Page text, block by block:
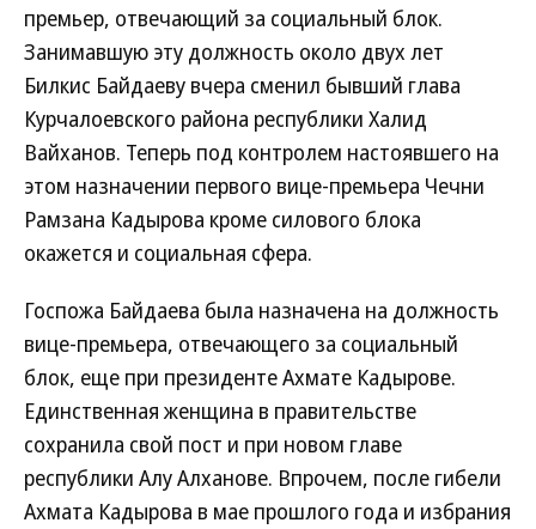
премьер, отвечающий за социальный блок.
Занимавшую эту должность около двух лет
Билкис Байдаеву вчера сменил бывший глава
Курчалоевского района республики Халид
Вайханов. Теперь под контролем настоявшего на
этом назначении первого вице-премьера Чечни
Рамзана Кадырова кроме силового блока
окажется и социальная сфера.
Госпожа Байдаева была назначена на должность
вице-премьера, отвечающего за социальный
блок, еще при президенте Ахмате Кадырове.
Единственная женщина в правительстве
сохранила свой пост и при новом главе
республики Алу Алханове. Впрочем, после гибели
Ахмата Кадырова в мае прошлого года и избрания